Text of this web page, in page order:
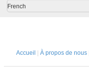
French
Accueil À propos de nous|